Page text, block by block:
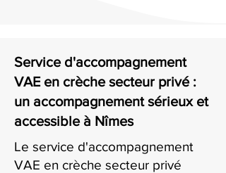
Service d'accompagnement
VAE en crèche secteur privé :
un accompagnement sérieux et
accessible à Nîmes
Le service d'accompagnement
VAE en crèche secteur privé